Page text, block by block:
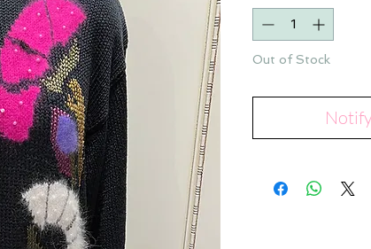
Out of Stock